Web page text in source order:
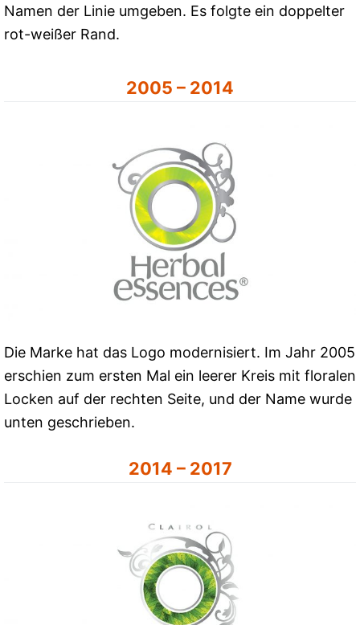
Namen der Linie umgeben. Es folgte ein doppelter
rot-weißer Rand.
2005 – 2014
Die Marke hat das Logo modernisiert. Im Jahr 2005
erschien zum ersten Mal ein leerer Kreis mit floralen
Locken auf der rechten Seite, und der Name wurde
unten geschrieben.
2014 – 2017